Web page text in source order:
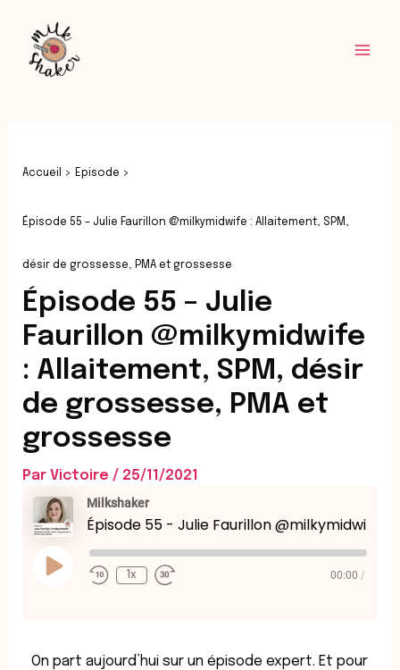
contenu
Accueil Episode
Épisode 55 – Julie Faurillon @milkymidwife : Allaitement, SPM,
désir de grossesse, PMA et grossesse
Épisode 55 – Julie
Faurillon @milkymidwife
: Allaitement, SPM, désir
de grossesse, PMA et
grossesse
Par Victoire / 25/11/2021
Milkshaker
Episode
10
Seconds
1x
seconds
00:00 /
On part aujourd’hui sur un épisode expert. Et pour
des
articles